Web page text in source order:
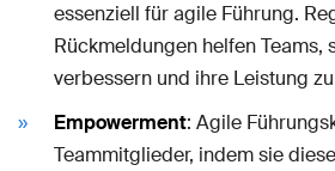
essenziell für agile Führung.
Rückmeldungen helfen Teams,
verbessern und ihre Leistung
Empowerment: Agile
Teammitglieder, indem sie